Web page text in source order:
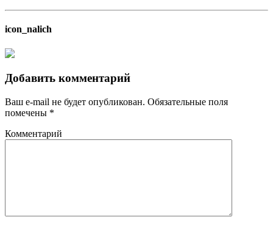
icon_nalich
Добавить комментарий
Ваш e-mail не будет опубликован. Обязательные поля
помечены *
Комментарий